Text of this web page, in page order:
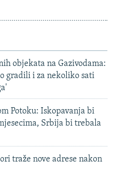
objekata na Gazivodama:
gradili i za nekoliko sati
Potoku: Iskopavanja bi
Srbija bi trebala
traže nove adrese nakon